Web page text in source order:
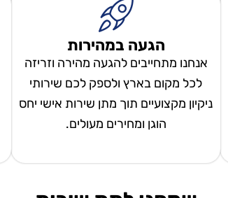
הגעה במהירות
אנחנו מתחייבים להגעה מהירה וזריזה
לכל מקום בארץ ולספק לכם שירותי
ניקיון מקצועיים תוך מתן שירות אישי יחס
הוגן ומחירים מעולים.